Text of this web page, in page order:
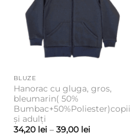
BLUZE
Hanorac cu gluga, gros,
bleumarin( 50%
Bumbac+50%Poliester)copii
și adulți
34,20 lei – 39,00 leiInterval